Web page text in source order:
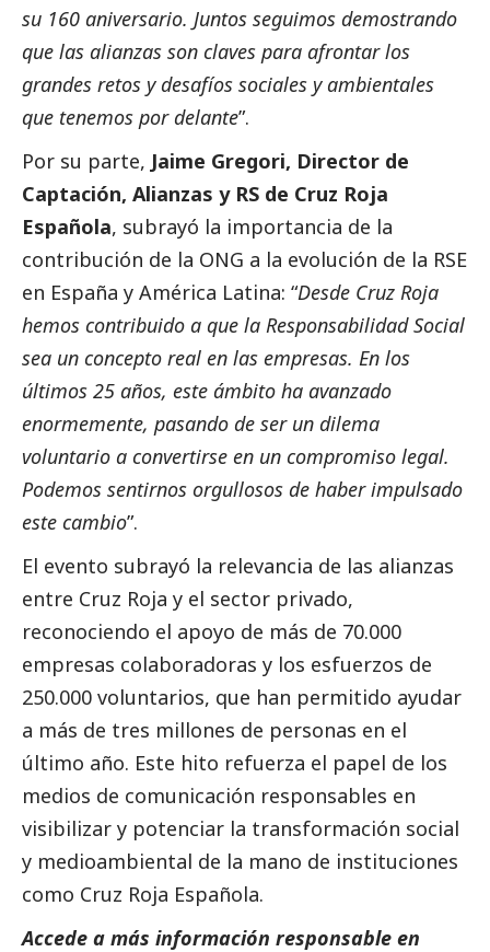
su 160 aniversario. Juntos seguimos demostrando
que las alianzas son claves para afrontar los
grandes retos y desafíos sociales y ambientales
que tenemos por delante”.
Por su parte, Jaime Gregori, Director de
Captación, Alianzas y RS de Cruz Roja
Española, subrayó la importancia de la
contribución de la ONG a la evolución de la RSE
en España y América Latina: “Desde Cruz Roja
hemos contribuido a que la ResponsabilidadSocial
sea un concepto real en las empresas. En los
últimos 25 años, este ámbito ha avanzado
enormemente, pasando de ser un dilema
voluntario a convertirse en un compromiso legal.
Podemos sentirnos orgullosos de haber impulsado
este cambio”.
El evento subrayó la relevancia de las alianzas
entre Cruz Roja y el sector privado,
reconociendo el apoyo de más de 70.000
empresas colaboradoras y los esfuerzos de
250.000 voluntarios, que han permitido ayudar
a más de tres millones de personas en el
último año. Este hito refuerza el papel de los
medios de comunicación responsables en
visibilizar y potenciar la transformación social
y medioambiental de la mano de instituciones
como Cruz Roja Española.
Accede a más información responsable en